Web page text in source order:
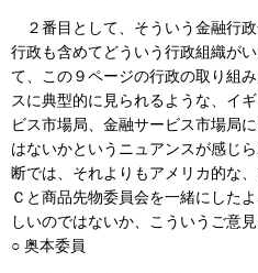
２番目として、そういう金融行
行政も含めてどういう行政組織が
て、この９ページの行政の取り組
スに典型的に見られるような、イ
ビス市場局、金融サービス市場局
はないかというニュアンスが感じ
断では、それよりもアメリカ的な
Ｃと商品先物委員会を一緒にした
しいのではないか、こういうご意
○ 奥本委員